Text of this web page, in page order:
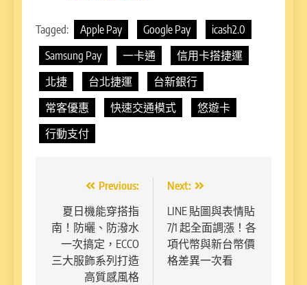
Tagged: Apple Pay Google Pay
icash2.0
Samsung Pay
一卡通
信用卡搭捷運
北捷
台北捷運
台新銀行
常客優惠
快速交通模式
悠遊卡
行動支付
章
導
覽
Previous:
夏日機能穿搭指
南！防曬、防潑水
一次搞定，ECCO
三大服飾系列打造
高質感風格
Next:
LINE 貼圖與表情貼
7/1 起全面調漲！各
項代幣與新台幣價
格差異一次看